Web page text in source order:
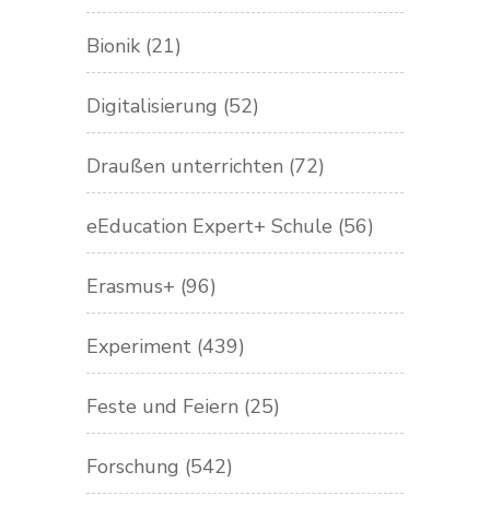
Bionik (21)
Digitalisierung (52)
Draußen unterrichten (72)
eEducation Expert+ Schule (56)
Erasmus+ (96)
Experiment (439)
Feste und Feiern (25)
Forschung (542)